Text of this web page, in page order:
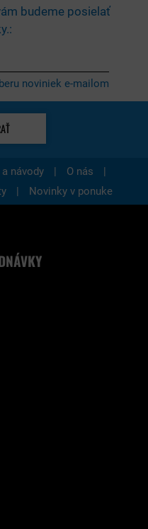
budeme posielať
noviniek e-mailom
návody | O nás
|
| Novinky v ponuke